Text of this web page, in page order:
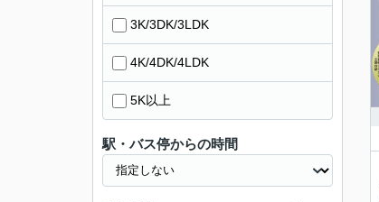
3K/3DK/3LDK
4K/4DK/4LDK
5K以上
駅・バス停からの時間